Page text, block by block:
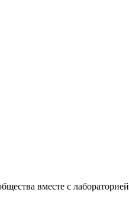
вместе с лабораторией